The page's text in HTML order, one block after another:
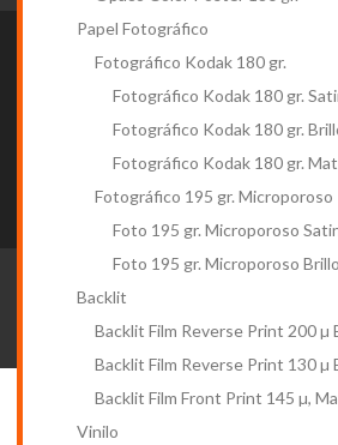
Papel Fotográfico
Fotográfico Kodak 180 gr.
Fotográfico Kodak 180 gr.
Fotográfico Kodak 180 gr.
Fotográfico Kodak 180 gr.
Fotográfico 195 gr. Microporoso
Foto 195 gr. Microporoso
Foto 195 gr. Microporoso Brillo
Backlit
Backlit Film Reverse Print 200 µ
Backlit Film Reverse Print 130 µ
Backlit Film Front Print 145 µ,
Vinilo
Mi cuenta
Información sobre la tienda
Información
© Entrega Materiales Técnicos 2016 -